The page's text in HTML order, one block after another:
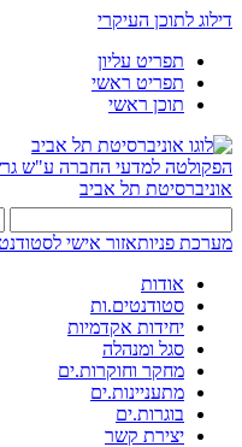
דילוג לתוכן העיקרי
תפריט עליון
תפריט ראשי
תוכן ראשי
הפקולטה למדעי החברה ע"ש
אוניברסיטת תל אביב
מערכת פניותאזור אישי
אודות
סטודנטים.ות
יחידות אקדמיות
סגל ומנהלה
מחקר וחוקרות.ים
מתעניינות.ים
בוגרות.ים
יצירת קשר